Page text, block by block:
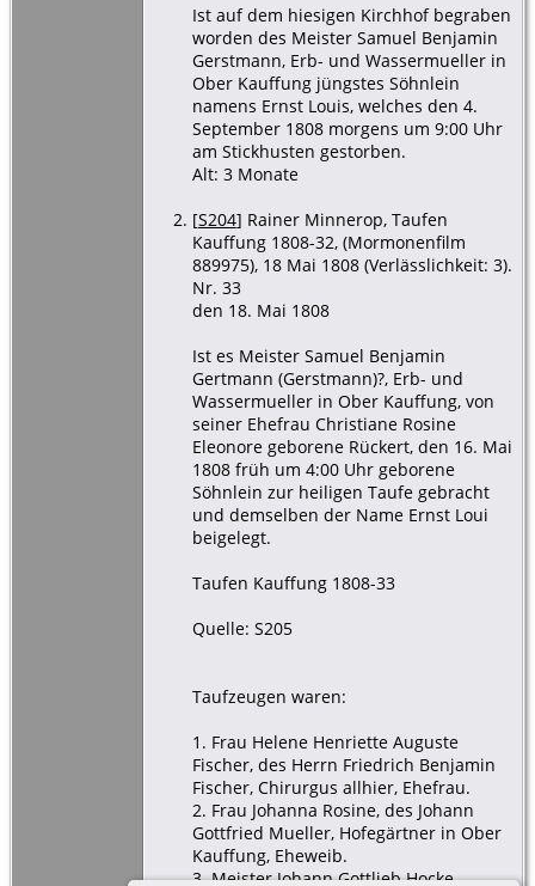
- Kauffung,
Kreis
Goldberg,
Schlesien
Ist auf dem hiesigen Kirchhof begraben
worden des Meister Samuel Benjamin
Gerstmann, Erb- und Wassermueller in
Ober Kauffung jüngstes Söhnlein
namens Ernst Louis, welches den 4.
September 1808 morgens um 9:00 Uhr
am Stickhusten gestorben.
Alt: 3 Monate
[S204] Rainer Minnerop, Taufen
Kauffung 1808-32, (Mormonenfilm
889975), 18 Mai 1808 (Verlässlichkeit: 3).
Nr. 33
den 18. Mai 1808
Ist es Meister Samuel Benjamin
Gertmann (Gerstmann)?, Erb- und
Wassermueller in Ober Kauffung, von
seiner Ehefrau Christiane Rosine
Eleonore geborene Rückert, den 16. Mai
1808 früh um 4:00 Uhr geborene
Söhnlein zur heiligen Taufe gebracht
und demselben der Name Ernst Loui
beigelegt.
Taufen Kauffung 1808-33
Quelle: S205
Taufzeugen waren:
1. Frau Helene Henriette Auguste
Fischer, des Herrn Friedrich Benjamin
Fischer, Chirurgus allhier, Ehefrau.
2. Frau Johanna Rosine, des Johann
Gottfried Mueller, Hofegärtner in Ober
Kauffung, Eheweib.
3. Meister Johann Gottlieb Hocke,